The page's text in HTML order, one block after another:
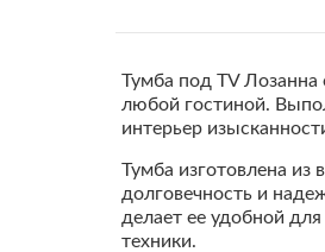
Тумба под TV Лозанна
любой гостиной.
интерьер
Тумба изготовлена из
долговечность и
делает ее удобной
техники.